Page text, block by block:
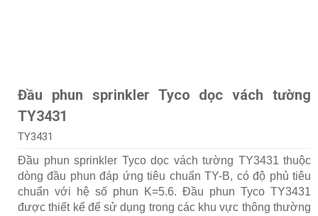
Đầu phun sprinkler Tyco dọc vách tường
TY3431
TY3431
Đầu phun sprinkler Tyco dọc vách tường TY3431 thuộc
dòng đầu phun đáp ứng tiêu chuẩn TY-B, có độ phủ tiêu
chuẩn với hệ số phun K=5.6. Đầu phun Tyco TY3431
được thiết kế để sử dụng trong các khu vực thông thường